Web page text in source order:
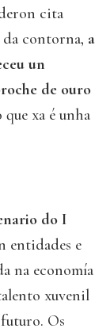
cita
contorna, a
un
de ouro
xa é unha
do I
entidades e
na economía
xuvenil
Os